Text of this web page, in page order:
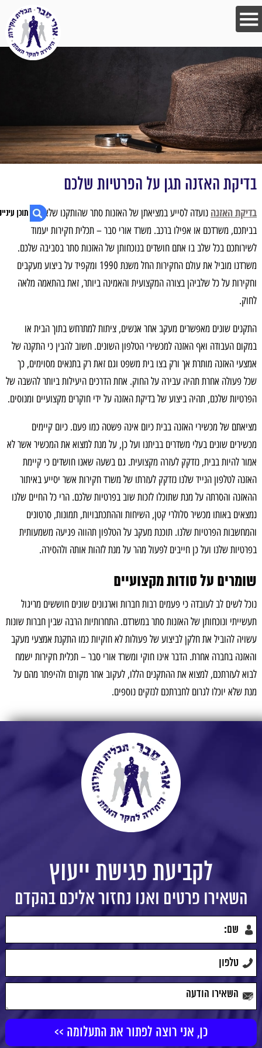
2. שומרים על סודות מקצועיים
בדיקת האזנה תגן על הפרטיות שלכם
בדיקת האזנה נועדה לסייע במציאתן של האזנות סתר שהותקנו שלא כחוק
בביתכם, משרדכם או אפילו ברכב. משרד אורי סבר – תכלית חקירות יעמוד
לשירותכם בכל שלב בו אתם חושדים בנוכחותן של האזנות סתר בסביבה שלכם.
משרדנו מוביל את עולם החקירות החל משנת 1990 ומקפיד על ביצוע מעקבים
וחקירות על כל שלביהן בצורה המקצועית והאמינה ביותר, זאת בהתאמה מלאה
לחוק.
התקנים שונים מאפשרים מעקב אחר אנשים, ציתות למתרחש בתוך הבית או
במקום העבודה ואף האזנה למכשירי הטלפון השונים. חשוב להבין כי התקנה של
אמצעי האזנה מותרת אך ורק בצו בית משפט וגם זאת רק בתנאים מסוימים, כך
שכל פעולה אחרת תהיה עבירה על החוק. אחת הדרכים היעילות ביותר להשבה של
הפרטיות שלכם, תהיה ביצוע של בדיקת האזנה על ידי חוקרים מקצועיים ומנוסים.
מציאתם של מכשירי האזנה בבית כיום אינה פשטה כמו פעם. כיום קיימים
מכשירים שונים בעלי משדרים בביתנו ועל כן, על מנת למצוא את המכשיר אשר לא
אמור להיות בבית, נזדקק לעזרה מקצועית. גם בשעה שאנו חושדים כי קיימת
האזנה לטלפון הנייד שלנו נזדקק לעזרתו של משרד חקירות אשר יסייע באיתור
ההאזנה והסרתה על מנת שתוכלו לזכות שוב בפרטיות שלכם. הרי כל החיים שלנו
נמצאים באותו מכשיר סלולרי קטן, השיחות וההתכתבויות, תמונות, סרטונים
והמחשבות הפרטיות שלנו. תוכנת מעקב על הטלפון תהווה פגיעה משמעותית
בפרטיות שלנו ועל כן חייבים לפעול מהר על מנת לזהות אותה ולהסירה.
שומרים על סודות מקצועיים
נוכל לשים לב לעובדה כי פעמים רבות חברות וארגונים שונים חוששים מריגול
תעשייתי ונוכחותן של האזנות סתר במשרדם. התחרותיות הרבה שבין חברות שונות
עשויה להוביל את חלקן לביצוע של פעולות לא חוקיות כמו התקנת אמצעי מעקב
והאזנה בחברה אחרת. הדבר אינו חוקי ומשרד אורי סבר – תכלית חקירות ישמח
לבוא לעזרתכם, למצוא את ההתקנים הללו, לעקוב אחר מקורם ולהיפתר מהם על
מנת שלא יוכלו לגרום לחברתכם לנזקים נוספים.
לקביעת פגישת ייעוץ
השאירו פרטים ואנו נחזור אליכם בהקדם